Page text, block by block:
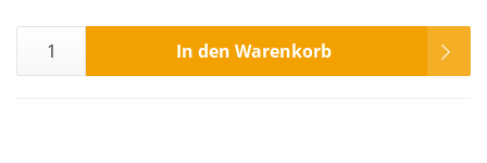
In den Warenkorb